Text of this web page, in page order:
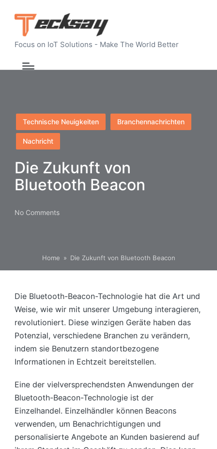
Focus on IoT Solutions - Make The World Better
Posted
in
Technische Neuigkeiten Branchennachrichten
Nachricht
Die Zukunft von
Bluetooth Beacon
No Comments
Home » Die Zukunft von Bluetooth Beacon
Die Bluetooth-Beacon-Technologie hat die Art und
Weise, wie wir mit unserer Umgebung interagieren,
revolutioniert. Diese winzigen Geräte haben das
Potenzial, verschiedene Branchen zu verändern,
indem sie Benutzern standortbezogene
Informationen in Echtzeit bereitstellen.
Eine der vielversprechendsten Anwendungen der
Bluetooth-Beacon-Technologie ist der
Einzelhandel. Einzelhändler können Beacons
verwenden, um Benachrichtigungen und
personalisierte Angebote an Kunden basierend auf